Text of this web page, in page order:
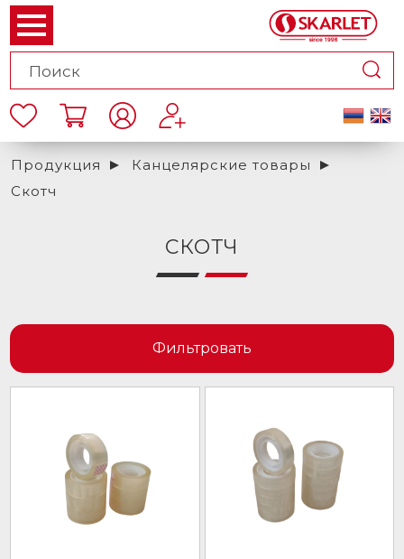
Продукция
Канцелярские товары
Скотч
СКОТЧ
Фильтровать